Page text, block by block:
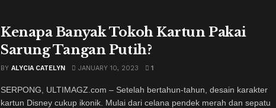
Kenapa Banyak Tokoh Kartun Pakai
Sarung Tangan Putih?
BY ALYCIA CATELYN JANUARY 10, 2023 1
SERPONG, ULTIMAGZ.com – Setelah bertahun-tahun, desain karakter
kartun Disney cukup ikonik. Mulai dari celana pendek merah dan sepatu